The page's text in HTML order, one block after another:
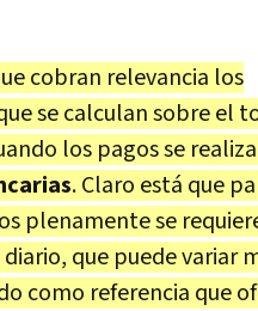
cobran relevancia los
se calculan sobre el
los pagos se
. Claro está que
plenamente se
que puede variar
como referencia que